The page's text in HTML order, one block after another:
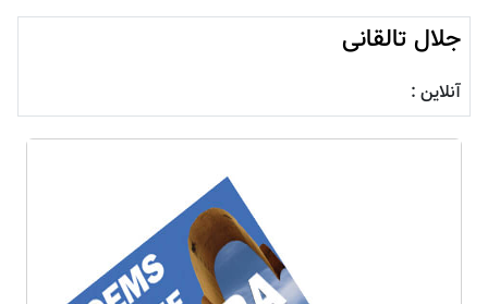
جلال تالقانی
آنلاین :